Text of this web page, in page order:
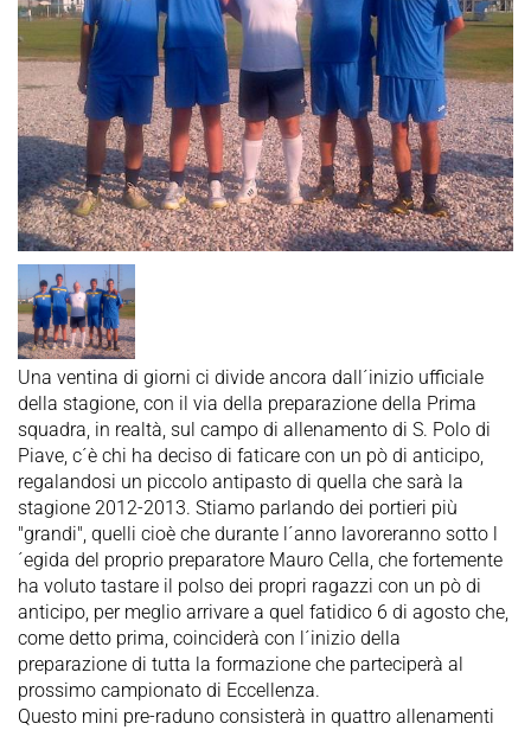
Una ventina di giorni ci divide ancora dall´inizio ufficiale
della stagione, con il via della preparazione della Prima
squadra, in realtà, sul campo di allenamento di S. Polo di
Piave, c´è chi ha deciso di faticare con un pò di anticipo,
regalandosi un piccolo antipasto di quella che sarà la
stagione 2012-2013. Stiamo parlando dei portieri più
"grandi", quelli cioè che durante l´anno lavoreranno sotto l
´egida del proprio preparatore Mauro Cella, che fortemente
ha voluto tastare il polso dei propri ragazzi con un pò di
anticipo, per meglio arrivare a quel fatidico 6 di agosto che,
come detto prima, coinciderà con l´inizio della
preparazione di tutta la formazione che parteciperà al
prossimo campionato di Eccellenza.
Questo mini pre-raduno consisterà in quattro allenamenti